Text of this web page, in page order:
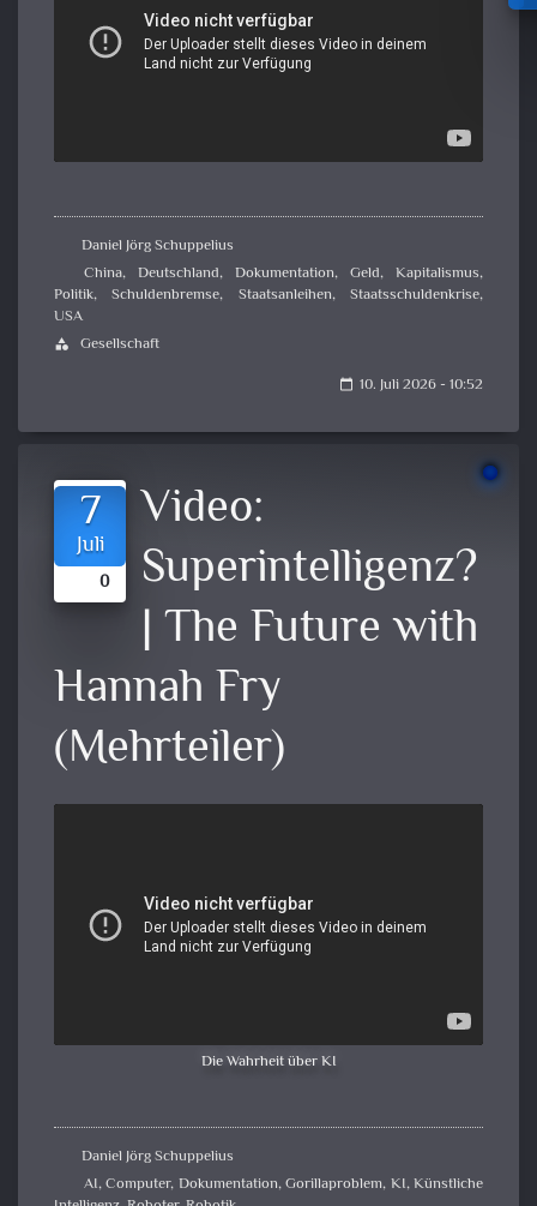
Daniel Jörg Schuppelius
China, Deutschland, Dokumentation, Geld, Kapitalismus,
Politik,Schuldenbremse, Staatsanleihen,Staatsschuldenkrise,
USA
category Gesellschaft
calendar_today 10. Juli 2026 - 10:52
7
Juli
0
Video:
Superintelligenz?
| The Future with
Hannah Fry
(Mehrteiler)
Die Wahrheit über KI
Daniel Jörg Schuppelius
AI,Computer, Dokumentation,Gorillaproblem, KI,Künstliche